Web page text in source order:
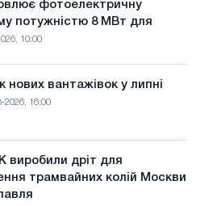
фотоелектричну
потужністю 8 МВт для
10:00
нових вантажівок у липні
2026, 16:00
виробили дріт для
трамвайних колій Москви